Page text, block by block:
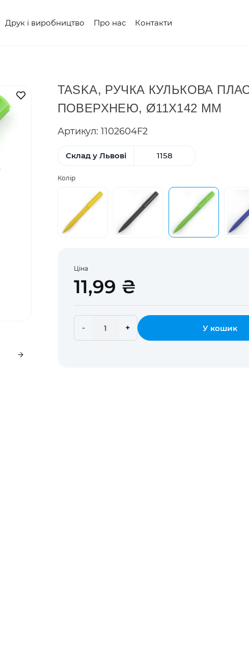
Друк і виробництво Про нас Контакти
В закладкиTASKA, РУЧКА КУЛЬКОВА
ПОВЕРХНЕЮ, Ø11X142 ММ
Артикул: 1102604F2
Склад у Львові 1158
Колір
Ціна
11,99 ₴
- + У кошик